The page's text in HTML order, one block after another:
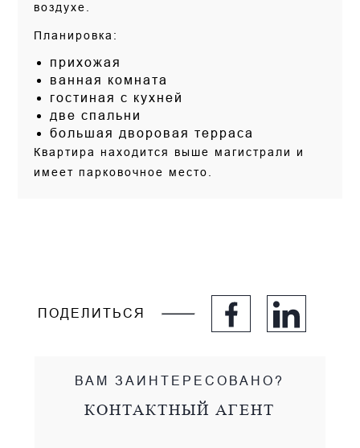
воздухе.
Планировка:
прихожая
ванная комната
гостиная с кухней
две спальни
большая дворовая терраса
Квартира находится выше магистрали и
имеет парковочное место.
ПОДЕЛИТЬСЯ
ВАМ ЗАИНТЕРЕСОВАНО?
КОНТАКТНЫЙ АГЕНТ